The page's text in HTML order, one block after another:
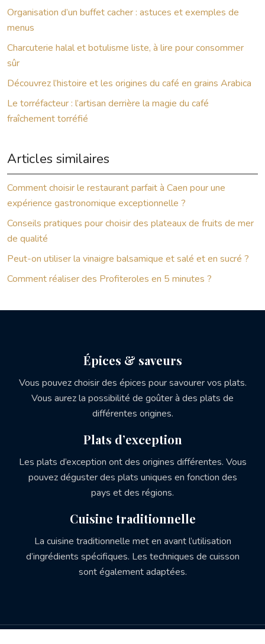
Organisation d’un buffet cacher : astuces et exemples de
menus
Charcuterie halal et botulisme liste, à lire pour consommer
sûr
Découvrez l’histoire et les origines du café en grains Arabica
Le torréfacteur : l’artisan derrière la magie du café
fraîchement torréfié
Articles similaires
Comment choisir le restaurant parfait à Caen pour une
expérience gastronomique exceptionnelle ?
Conseils pratiques pour choisir des plateaux de fruits de mer
de qualité
Peut-on utiliser la vinaigre balsamique et salé et en sucré ?
Comment réaliser des Profiteroles en 5 minutes ?
Épices & saveurs
Vous pouvez choisir des épices pour savourer vos plats.
Vous aurez la possibilité de goûter à des plats de
différentes origines.
Plats d’exception
Les plats d’exception ont des origines différentes. Vous
pouvez déguster des plats uniques en fonction des
pays et des régions.
Cuisine traditionnelle
La cuisine traditionnelle met en avant l’utilisation
d’ingrédients spécifiques. Les techniques de cuisson
sont également adaptées.